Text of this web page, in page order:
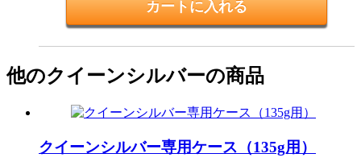
他のクイーンシルバーの商品
クイーンシルバー専用ケース（135g用）